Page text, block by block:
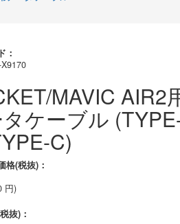
：
X9170
MAVIC AIR2
ケーブル
C)
格(税抜)：
円)
抜)：